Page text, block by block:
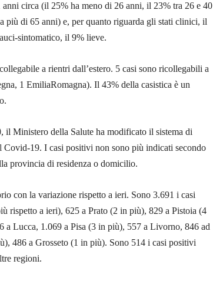
anni circa (il 25% ha meno di 26 anni, il 23% tra 26 e 40
più di 65 anni) e, per quanto riguarda gli stati clinici, il
sintomatico, il 9% lieve.
a rientri dall’estero. 5 casi sono ricollegabili a
1 EmiliaRomagna). Il 43% della casistica è un
il Ministero della Salute ha modificato il sistema di
19. I casi positivi non sono più indicati secondo
provincia di residenza o domicilio.
con la variazione rispetto a ieri. Sono 3.691 i casi
rispetto a ieri), 625 a Prato (2 in più), 829 a Pistoia (4
a Lucca, 1.069 a Pisa (3 in più), 557 a Livorno, 846 ad
486 a Grosseto (1 in più). Sono 514 i casi positivi
regioni.